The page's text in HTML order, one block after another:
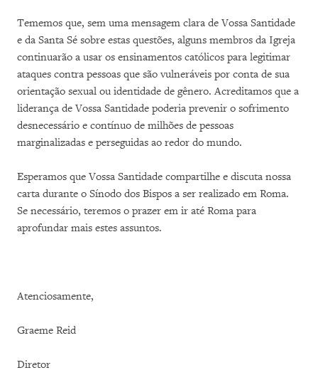
Tememos que, sem uma mensagem clara de Vossa Santidade
e da Santa Sé sobre estas questões, alguns membros da Igreja
continuarão a usar os ensinamentos católicos para legitimar
ataques contra pessoas que são vulneráveis por conta de sua
orientação sexual ou identidade de gênero. Acreditamos que a
liderança de Vossa Santidade poderia prevenir o sofrimento
desnecessário e contínuo de milhões de pessoas
marginalizadas e perseguidas ao redor do mundo.
Esperamos que Vossa Santidade compartilhe e discuta nossa
carta durante o Sínodo dos Bispos a ser realizado em Roma.
Se necessário, teremos o prazer em ir até Roma para
aprofundar mais estes assuntos.
Atenciosamente,
Graeme Reid
Diretor